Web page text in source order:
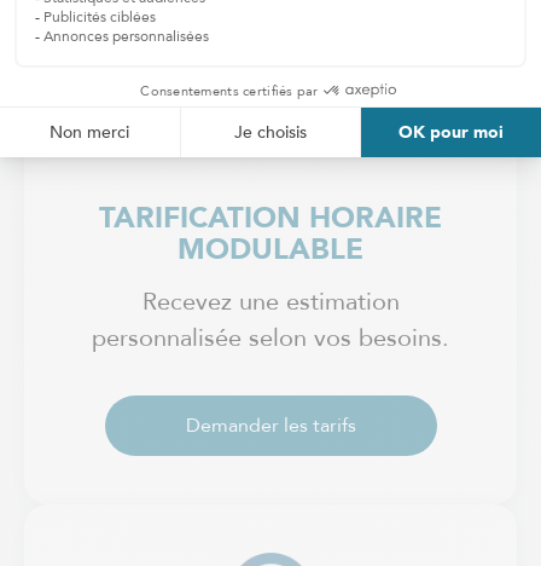
TARIFICATION HORAIRE
MODULABLE
Recevez une estimation
personnalisée selon vos besoins.
Demander les tarifs